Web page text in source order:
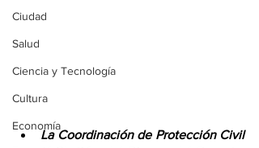
Ciudad
Salud
Ciencia y Tecnología
Cultura
Economía
La Coordinación de Protección Civil